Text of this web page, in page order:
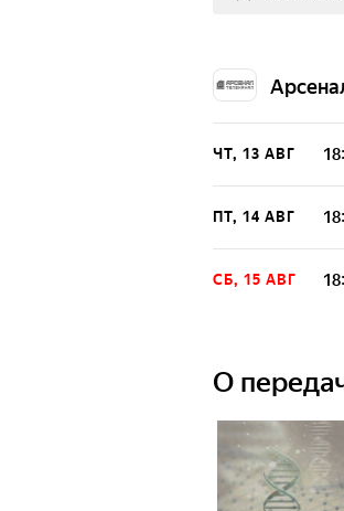
ЧТ, 13 АВГ
ПТ, 14 АВГ
СБ, 15 АВГ
О